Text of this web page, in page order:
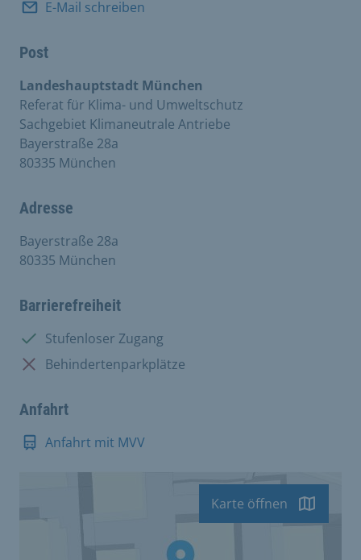
E-Mail schreiben
Post
Landeshauptstadt München
Referat für Klima- und Umweltschutz
Sachgebiet Klimaneutrale Antriebe
Bayerstraße 28a
80335 München
Adresse
Bayerstraße 28a
80335 München
Barrierefreiheit
Vorhanden:
Stufenloser Zugang
Nicht vorhanden:
Behindertenparkplätze
Anfahrt
Anfahrt mit MVV
Karte öffnen